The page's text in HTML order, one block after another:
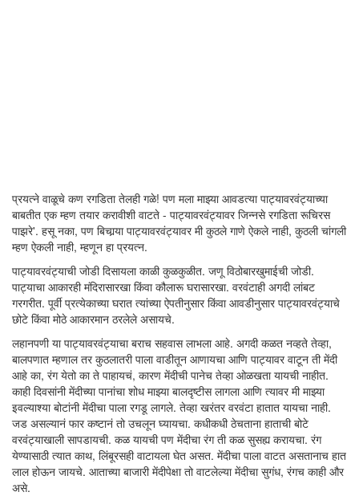
प्रयत्ने वाळूचे कण रगडिता तेलही गळे! पण मला माझ्या आवडत्या पाट्यावरवंट्याच्या
बाबतीत एक म्हण तयार करावीशी वाटते - पाट्यावरवंट्यावर जिन्नसे रगडिता रूचिरस
पाझरे'. हसू नका, पण बिचार्‍या पाट्यावरवंट्यावर मी कुठले गाणे ऐकले नाही, कुठली चांगली
म्हण ऐकली नाही, म्हणून हा प्रयत्न.
पाट्यावरवंट्याची जोडी दिसायला काळी कुळकुळीत. जणू विठोबारखुमाईची जोडी.
पाट्याचा आकारही मंदिरासारखा किंवा कौलारू घरासारखा. वरवंटाही अगदी लांबट
गरगरीत. पूर्वी प्रत्येकाच्या घरात त्यांच्या ऐपतीनुसार किंवा आवडीनुसार पाट्यावरवंट्याचे
छोटे किंवा मोठे आकारमान ठरलेले असायचे.
लहानपणी या पाट्यावरवंट्याचा बराच सहवास लाभला आहे. अगदी कळत नव्हते तेव्हा,
बालपणात म्हणाल तर कुठलातरी पाला वाडीतून आणायचा आणि पाट्यावर वाटून ती मेंदी
आहे का, रंग येतो का ते पाहायचं, कारण मेंदीची पानेच तेव्हा ओळखता यायची नाहीत.
काही दिवसांनी मेंदीच्या पानांचा शोध माझ्या बालदृष्टीस लागला आणि त्यावर मी माझ्या
इवल्याश्या बोटांनी मेंदीचा पाला रगडू लागले. तेव्हा खरंतर वरवंटा हातात यायचा नाही.
जड असल्यानं फार कष्टानं तो उचलून घ्यायचा. कधीकधी ठेचताना हाताची बोटे
वरवंट्याखाली सापडायची. कळ यायची पण मेंदीचा रंग ती कळ सुसह्य करायचा. रंग
येण्यासाठी त्यात काथ, लिंबूरसही वाटायला घेत असत. मेंदीचा पाला वाटत असतानाच हात
लाल होऊन जायचे. आताच्या बाजारी मेंदीपेक्षा तो वाटलेल्या मेंदीचा सुगंध, रंगच काही और
असे.